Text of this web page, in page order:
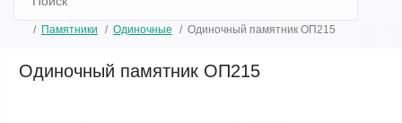
Памятники Одиночные Одиночный памятник ОП215
Одиночный памятник ОП215